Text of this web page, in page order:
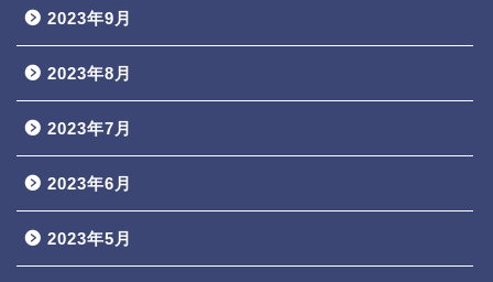
2023年9月
2023年8月
2023年7月
2023年6月
2023年5月